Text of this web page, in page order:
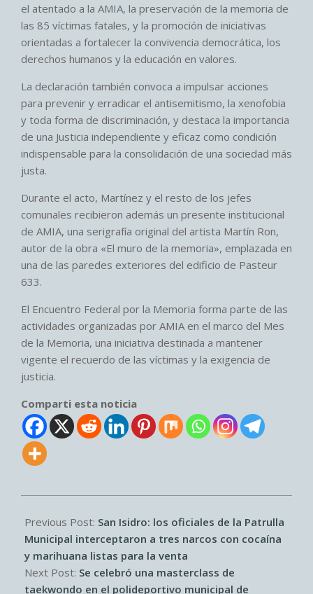
el atentado a la AMIA, la preservación de la memoria de
las 85 víctimas fatales, y la promoción de iniciativas
orientadas a fortalecer la convivencia democrática, los
derechos humanos y la educación en valores.
La declaración también convoca a impulsar acciones
para prevenir y erradicar el antisemitismo, la xenofobia
y toda forma de discriminación, y destaca la importancia
de una Justicia independiente y eficaz como condición
indispensable para la consolidación de una sociedad más
justa.
Durante el acto, Martínez y el resto de los jefes
comunales recibieron además un presente institucional
de AMIA, una serigrafía original del artista Martín Ron,
autor de la obra «El muro de la memoria», emplazada en
una de las paredes exteriores del edificio de Pasteur
633.
El Encuentro Federal por la Memoria forma parte de las
actividades organizadas por AMIA en el marco del Mes
de la Memoria, una iniciativa destinada a mantener
vigente el recuerdo de las víctimas y la exigencia de
justicia.
Comparti esta noticia
07-
01
Previous Post: San Isidro: los oficiales de la Patrulla
Municipal interceptaron a tres narcos con cocaína
y marihuana listas para la venta
Next Post: Se celebró una masterclass de
taekwondo en el polideportivo municipal de